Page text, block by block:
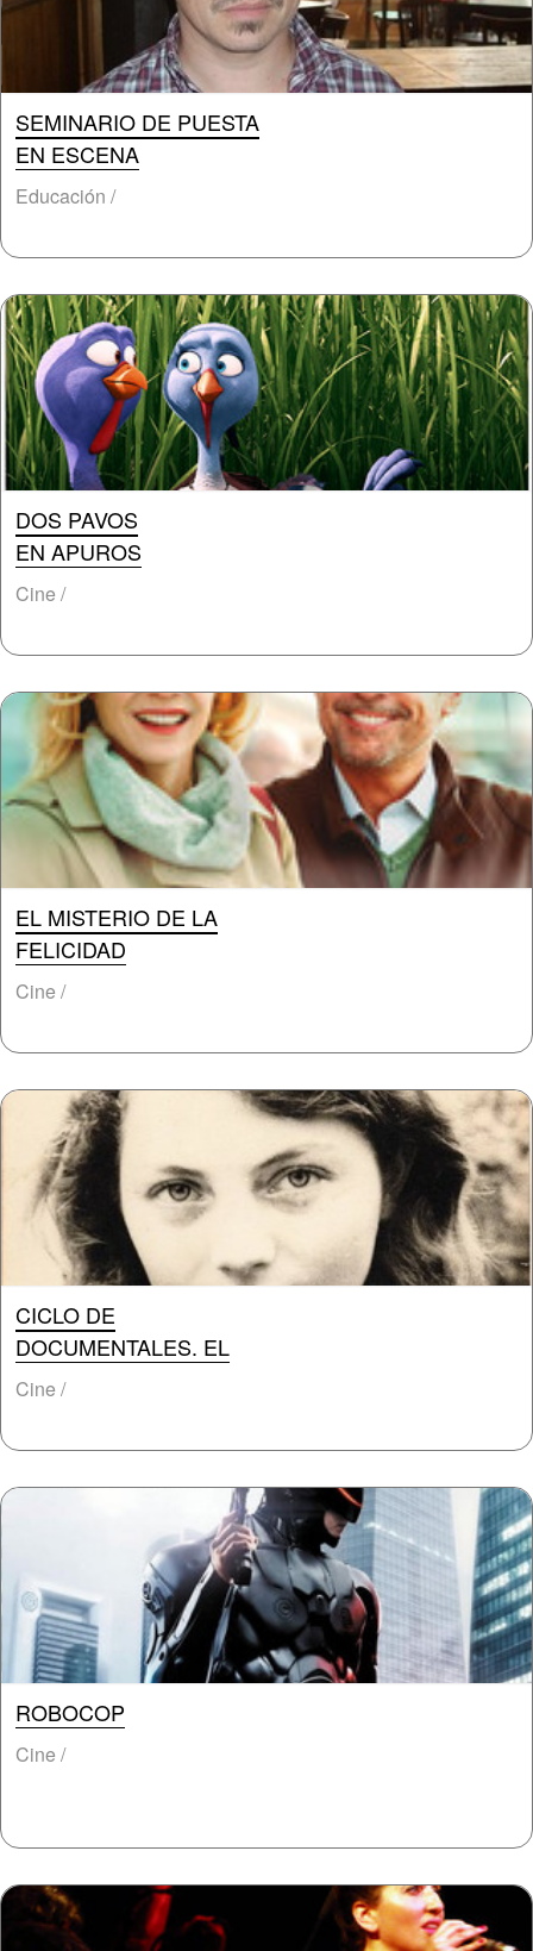
SEMINARIO DE PUESTA
EN ESCENA
Educación /
DOS PAVOS
EN APUROS
Cine /
EL MISTERIO DE LA
FELICIDAD
Cine /
CICLO DE
DOCUMENTALES. EL
Cine /
ROBOCOP
Cine /